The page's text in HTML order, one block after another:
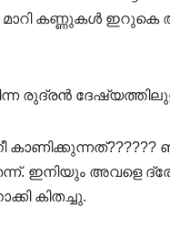
കണ്ണുകൾ ഇറുകെ
രുദ്രൻ
അവളെ
കിതച്ചു.